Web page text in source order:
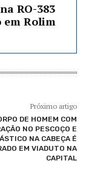
RO-383
Rolim
Próximo artigo
DE HOMEM COM
NO PESCOÇO E
NA CABEÇA É
EM VIADUTO NA
CAPITAL